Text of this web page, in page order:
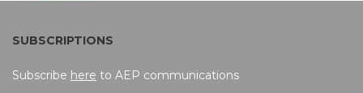
SUBSCRIPTIONS
Subscribe here to AEP communications